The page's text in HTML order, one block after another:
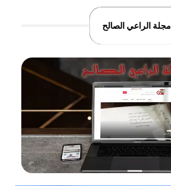
مجلة الراعي الصالح